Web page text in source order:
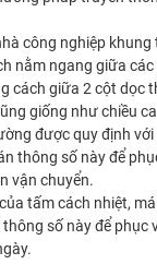
công nghiệp khung
nằm ngang giữa
cách giữa 2 cột dọc
giống như chiều
được quy định
thông số này để
vận chuyển.
tấm cách nhiệt,
số này để